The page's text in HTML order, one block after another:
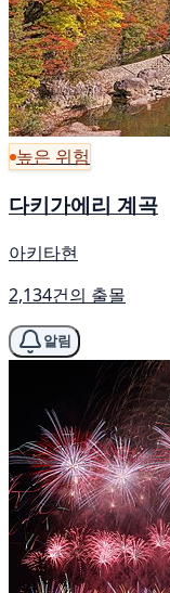
높은 위험
다키가에리 계곡
아키타현
2,134건의 출몰
알림